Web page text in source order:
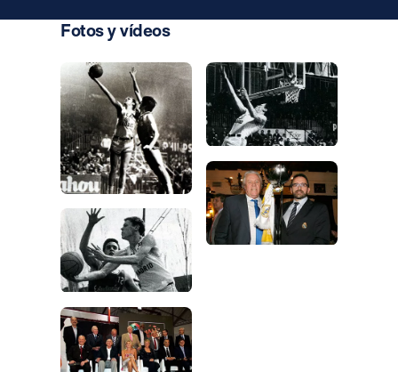
Fotos y vídeos
写真：Real Madrid